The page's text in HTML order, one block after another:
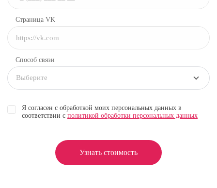
Страница VK
Способ связи
Выберите
Я согласен с обработкой моих персональных данных в
соответствии с политикой обработки персональных данных
Узнать стоимость